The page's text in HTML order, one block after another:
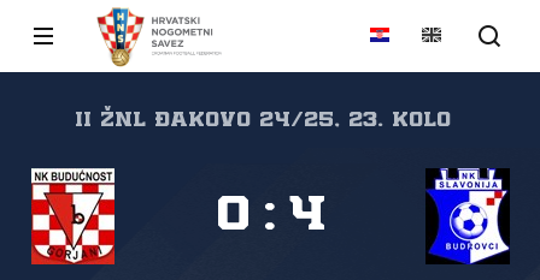
II ŽNL Đakovo 24/25, 23. kolo
0 : 4